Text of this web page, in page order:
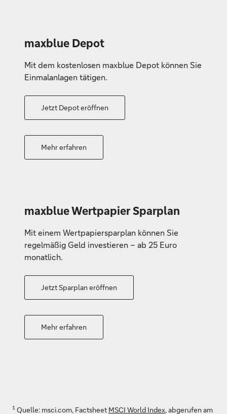
maxblue Depot
Mit dem kostenlosen maxblue Depot können Sie
Einmalanlagen tätigen.
Jetzt Depot eröffnen
Mehr erfahren
maxblue Wertpapier Sparplan
Mit einem Wertpapiersparplan können Sie
regelmäßig Geld investieren – ab 25 Euro
monatlich.
Jetzt Sparplan eröffnen
Mehr erfahren
1 Quelle: msci.com, Factsheet MSCI World Index, abgerufen am